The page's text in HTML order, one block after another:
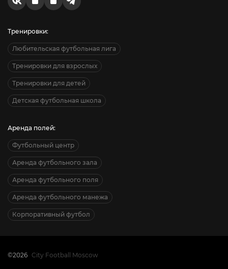
Тренировки:
Любительская футбольная лига
Тренировки для взрослых
Тренировки для детей
Детская футбольная школа
Аренда полей:
Футбольный центр
Аренда футбольного зала
Аренда футбольного поля
Аренда футбольного манежа
Корпоративный футбол
©2026 City Football Moscow